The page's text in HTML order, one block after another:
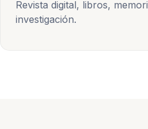
Revista digital, libros,
investigación.